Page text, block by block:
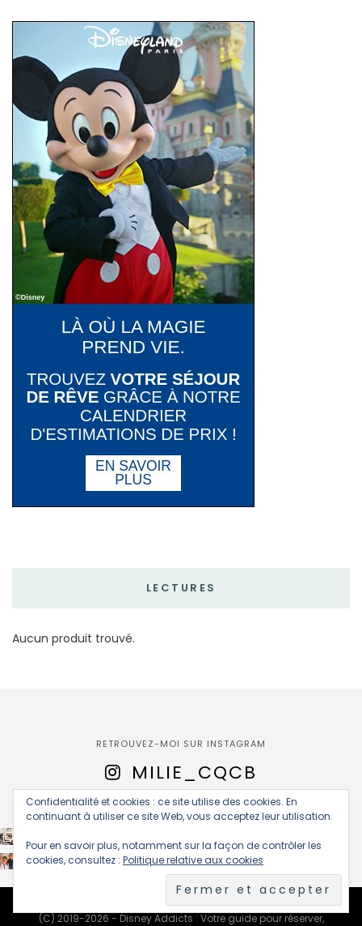
LECTURES
Aucun produit trouvé.
RETROUVEZ-MOI SUR INSTAGRAM
MILIE_CQCB
(C) 2019-2026 - Disney Addicts : Votre guide pour réserver,
Confidentialité et cookies : ce site utilise des cookies. En
continuant à utiliser ce site Web, vous acceptez leur utilisation.
Pour en savoir plus, notamment sur la façon de contrôler les
cookies, consultez : Politique relative aux cookies